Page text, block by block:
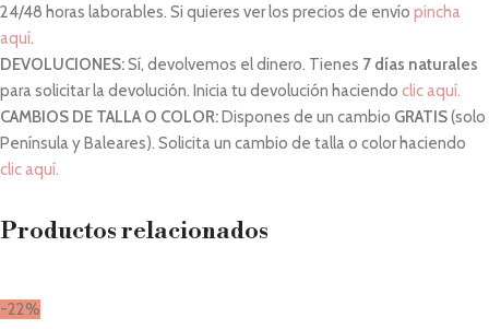
24/48 horas laborables. Si quieres ver los precios de envío pincha
aquí.
DEVOLUCIONES:Sí, devolvemos el dinero. Tienes 7 días naturales
para solicitar la devolución. Inicia tu devolución haciendo clic aquí.
CAMBIOS DE TALLA O COLOR:Dispones de un cambio GRATIS(solo
Península y Baleares). Solicita un cambio de talla o color haciendo
clic aquí.
Productos relacionados
-22%